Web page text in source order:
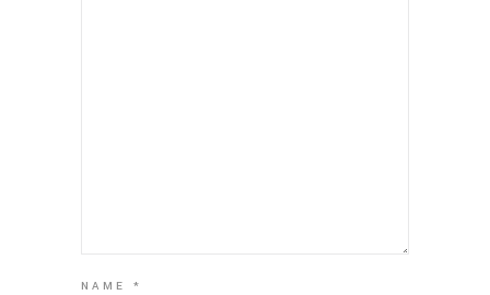
NAME *